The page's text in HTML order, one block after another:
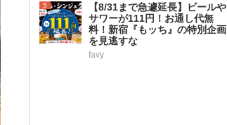
5
【8/31まで急遽延長】ビールや
サワーが111円！お通し代無
料！新宿『もッち』の特別企画
を見逃すな
favy